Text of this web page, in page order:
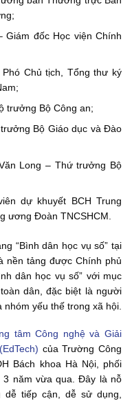
Giám đốc Học viện Chính
Chủ tịch, Tổng thư ký
trưởng Bộ Công an;
Bộ Giáo dục và Đào
Long – Thứ trưởng Bộ
dự khuyết BCH Trung
ương Đoàn TNCSHCM.
“Bình dân học vụ số” tại
nền tảng được Chính phủ
dân học vụ số” với mục
dân, đặc biệt là người
yếu thế trong xã hội.
tâm Công nghệ và Giải
của Trường Công
Bách khoa Hà Nội, phối
3 năm vừa qua. Đây là nỗ
tiếp cận, dễ sử dụng,